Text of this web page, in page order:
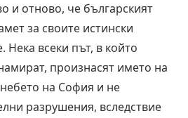
и отново, че българският
за своите истински
Нека всеки път, в който
произнасят името на
на София и не
разрушения, вследствие